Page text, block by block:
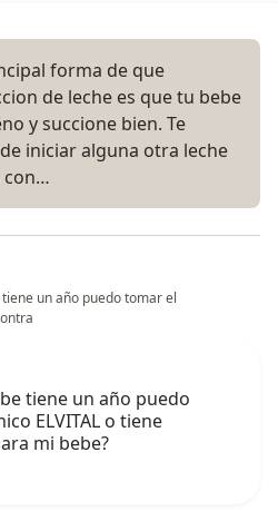
forma de que
de leche es que tu bebe
y succione bien. Te
iniciar alguna otra leche
con…
un año puedo tomar el
tiene un año puedo
ELVITAL o tiene
mi bebe?